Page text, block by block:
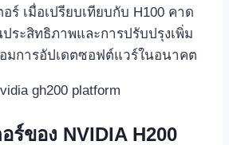
ร์ เมื่อเปรียบเทียบกับ H100 คาด
ระสิทธิภาพและการปรับปรุงเพิ่ม
มการอัปเดตซอฟต์แวร์ในอนาคต
ร์ของ NVIDIA H200